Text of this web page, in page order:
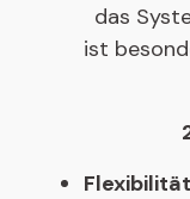
das
ist